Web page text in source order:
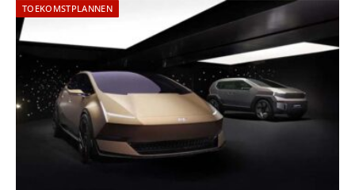
TOEKOMSTPLANNEN